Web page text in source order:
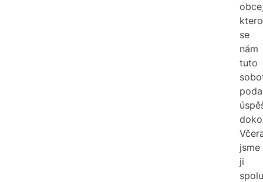
se
nám
tuto
jsme
ji
spolu